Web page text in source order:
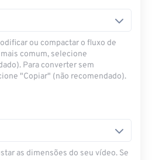
ou compactar o fluxo de
comum, selecione
Para converter sem
"Copiar" (não recomendado).
as dimensões do seu vídeo. Se